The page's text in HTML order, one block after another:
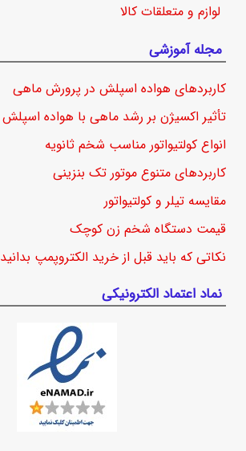
لوازم و متعلقات کالا
مجله آموزشی
کاربردهای هواده اسپلش در پرورش ماهی
تأثیر اکسیژن بر رشد ماهی با هواده اسپلش
انواع کولتیواتور مناسب شخم ثانویه
کاربردهای متنوع موتور تک بنزینی
مقایسه تیلر و کولتیواتور
قیمت دستگاه شخم زن کوچک
نکاتی که باید قبل از خرید الکتروپمپ بدانید
نماد اعتماد الکترونیکی